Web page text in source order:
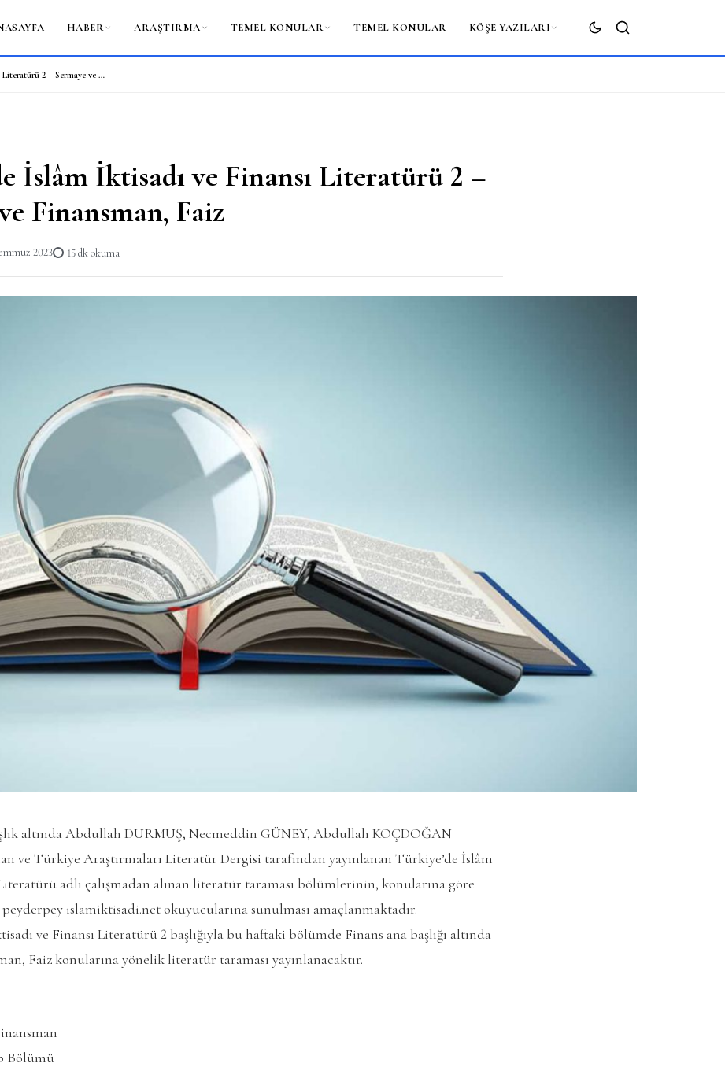
HABER ARAŞTIRMA TEMEL KONULAR TEMEL KONULAR KÖŞE YAZILARI
ARA
Türkiye’de İslâm İktisadı ve Finansı Literatürü 2 – Sermaye ve Finansman, Faiz
İslâm İktisadı ve Finansı Literatürü 2 –
Finansman, Faiz
2023 15 dk okuma
altında Abdullah DURMUŞ, Necmeddin GÜNEY, Abdullah KOÇDOĞAN
ve Türkiye Araştırmaları Literatür Dergisi tarafından yayınlanan Türkiye’de İslâm
adlı çalışmadan alınan literatür taraması bölümlerinin, konularına göre
islamiktisadi.net okuyucularına sunulması amaçlanmaktadır.
ve Finansı Literatürü 2 başlığıyla bu haftaki bölümde Finans ana başlığı altında
Faiz konularına yönelik literatür taraması yayınlanacaktır.
Bölümü